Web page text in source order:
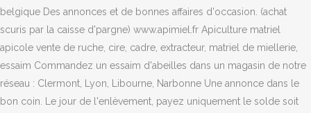
belgique Des annonces et de bonnes affaires d'occasion. (achat
scuris par la caisse d'pargne) www.apimiel.fr Apiculture matriel
apicole vente de ruche, cire, cadre, extracteur, matriel de miellerie,
essaim Commandez un essaim d'abeilles dans un magasin de notre
réseau : Clermont, Lyon, Libourne, Narbonne Une annonce dans le
bon coin. Le jour de l'enlèvement, payez uniquement le solde soit